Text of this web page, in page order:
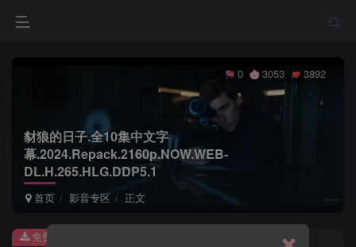
豺狼的日子.全10集中文字
幕.2024.Repack.2160p.NOW.WEB-
DL.H.265.HLG.DDP5.1
首页 影音专区 正文
0 3053 3892
免费资源